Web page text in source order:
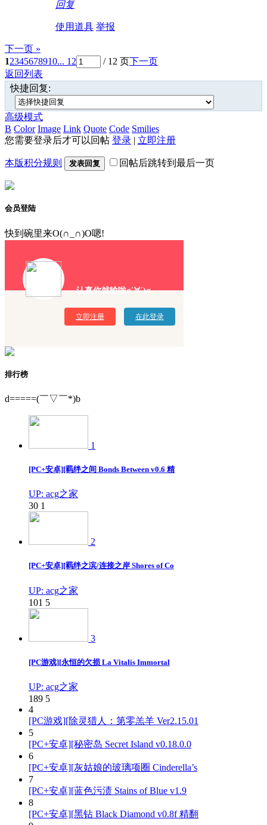
回复
使用道具 举报
下一页 »
12345678910... 12 / 12 页下一页
返回列表
快捷回复:
高级模式
B Color Image Link Quote Code Smilies
您需要登录后才可以回帖 登录 | 立即注册
本版积分规则 发表回复 回帖后跳转到最后一页
会员登陆
快到碗里来O(∩_∩)O嗯!
认真你就输啦σ`∀´)σ
立即注册 在此登录
排行榜
d=====(￣▽￣*)b
1
[PC+安卓][羁绊之间 Bonds Between v0.6 精
UP: acg之家
30 1
2
[PC+安卓][羁绊之滨/连接之岸 Shores of Co
UP: acg之家
101 5
3
[PC游戏][永恒的欠损 La Vitalis Immortal
UP: acg之家
189 5
4
[PC游戏][除灵猎人：第零羔羊 Ver2.15.01
5
[PC+安卓][秘密岛 Secret Island v0.18.0.0
6
[PC+安卓][灰姑娘的玻璃项圈 Cinderella’s
7
[PC+安卓][蓝色污渍 Stains of Blue v1.9
8
[PC+安卓][黑钻 Black Diamond v0.8f 精翻